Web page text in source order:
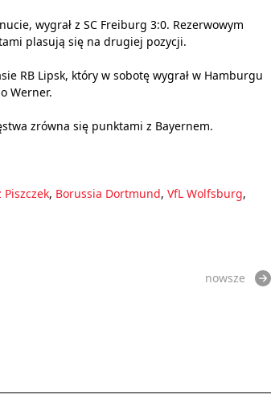
wygrał z SC Freiburg 3:0. Rezerwowym
plasują się na drugiej pozycji.
RB Lipsk, który w sobotę wygrał w Hamburgu
Werner.
zrówna się punktami z Bayernem.
Piszczek, Borussia Dortmund, VfL Wolfsburg,
nowsze